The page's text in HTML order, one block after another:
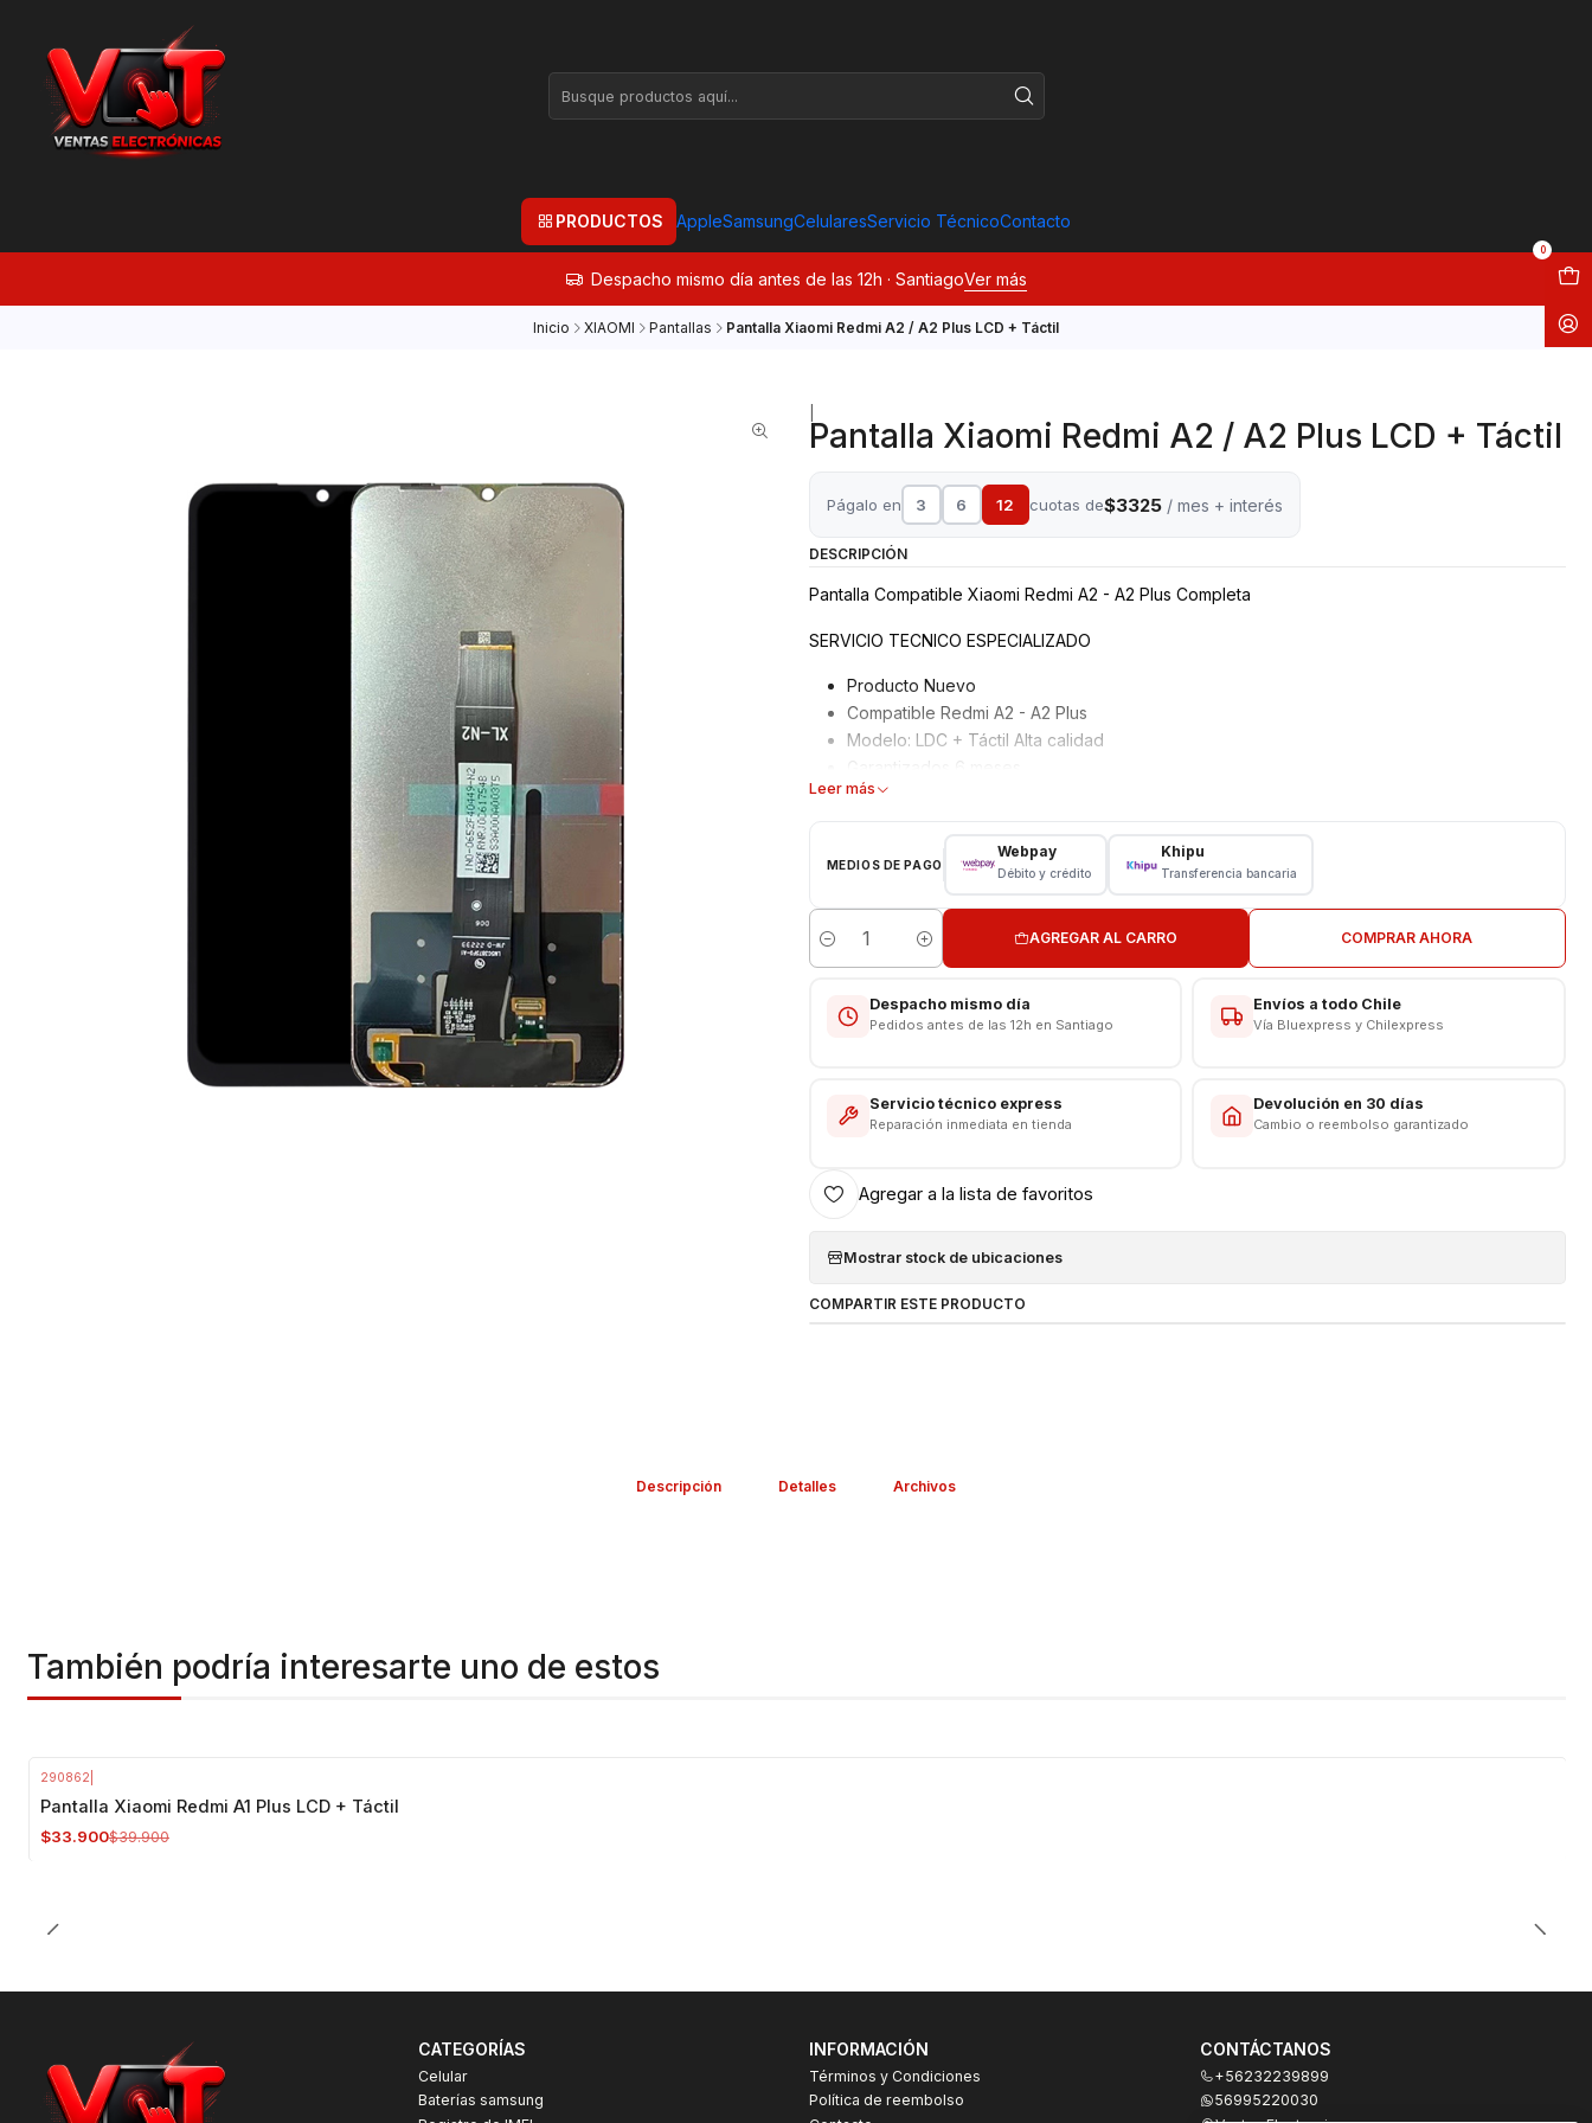
PRODUCTOS AppleSamsungCelularesServicio TécnicoContacto
0
Despacho mismo día antes de las 12h · SantiagoVer más
Inicio XIAOMI Pantallas Pantalla Xiaomi Redmi A2 / A2 Plus LCD + Táctil
Pantalla Xiaomi Redmi A2 / A2 Plus LCD + Táctil
Págalo en 3 6 12 cuotas de$3325/ mes + interés
DESCRIPCIÓN
Pantalla Compatible Xiaomi Redmi A2 - A2 Plus Completa
SERVICIO TECNICO ESPECIALIZADO
Producto Nuevo
Compatible Redmi A2 - A2 Plus
Modelo: LDC + Táctil Alta calidad
Garantizados 6 meses
Pantalla Para Xiaomi
Modelo: Redmi A2 - A2 Plus
Color Negro
PROBAR PANTALLA ANTES DE INSTALAR
VALOR NO INCLUYE INSTALACION EN TIENDA
Leer más
MEDIOS DE PAGO
Webpay
Débito y crédito
Khipu
Transferencia bancaria
Cantidad
AGREGAR AL CARRO COMPRAR AHORA
Despacho mismo día
Pedidos antes de las 12h en Santiago
Envíos a todo Chile
Vía Bluexpress y Chilexpress
Servicio técnico express
Reparación inmediata en tienda
Devolución en 30 días
Cambio o reembolso garantizado
Agregar a la lista de favoritos
Mostrar stock de ubicaciones
COMPARTIR ESTE PRODUCTO
Descripción Detalles Archivos
También podría interesarte uno de estos
290862
Pantalla Xiaomi Redmi A1 Plus LCD + Táctil
$33.900$39.900
CATEGORÍAS
Celular
Baterías samsung
INFORMACIÓN
Términos y Condiciones
Política de reembolso
CONTÁCTANOS
+56232239899
56995220030